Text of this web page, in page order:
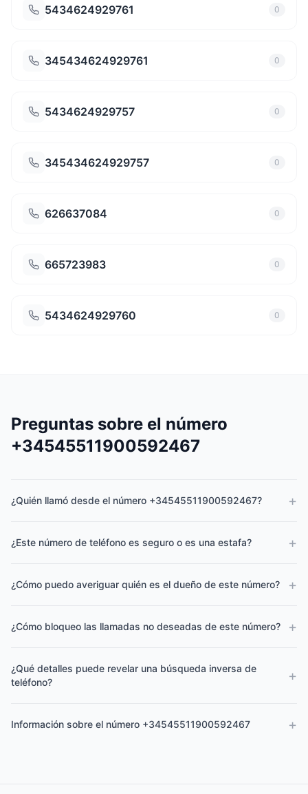
5434624929761 0
345434624929761 0
5434624929757 0
345434624929757 0
626637084 0
665723983 0
5434624929760 0
Preguntas sobre el número
+34545511900592467
¿Quién llamó desde el número +34545511900592467? +
¿Este número de teléfono es seguro o es una estafa? +
¿Cómo puedo averiguar quién es el dueño de este número? +
¿Cómo bloqueo las llamadas no deseadas de este número? +
¿Qué detalles puede revelar una búsqueda inversa de
teléfono?
+
Información sobre el número +34545511900592467 +